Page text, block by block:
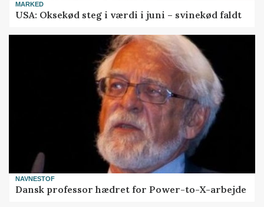
MARKED
USA: Oksekød steg i værdi i juni – svinekød faldt
NAVNESTOF
Dansk professor hædret for Power-to-X-arbejde